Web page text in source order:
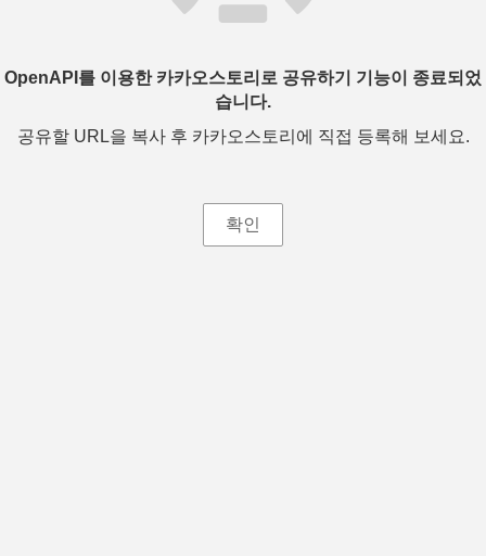
OpenAPI를 이용한 카카오스토리로 공유하기 기능이 종료되었
습니다.
공유할 URL을 복사 후 카카오스토리에 직접 등록해 보세요.
확인